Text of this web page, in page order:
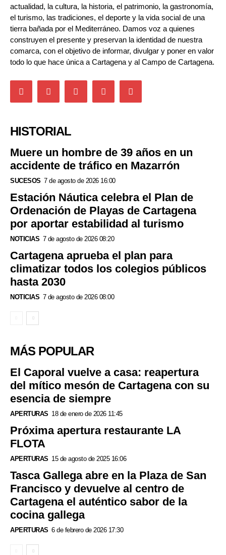
actualidad, la cultura, la historia, el patrimonio, la gastronomía,
el turismo, las tradiciones, el deporte y la vida social de una
tierra bañada por el Mediterráneo. Damos voz a quienes
construyen el presente y preservan la identidad de nuestra
comarca, con el objetivo de informar, divulgar y poner en valor
todo lo que hace única a Cartagena y al Campo de Cartagena.
HISTORIAL
Muere un hombre de 39 años en un
accidente de tráfico en Mazarrón
SUCESOS 7 de agosto de 2026 16:00
Estación Náutica celebra el Plan de
Ordenación de Playas de Cartagena
por aportar estabilidad al turismo
NOTICIAS 7 de agosto de 2026 08:20
Cartagena aprueba el plan para
climatizar todos los colegios públicos
hasta 2030
NOTICIAS 7 de agosto de 2026 08:00
MÁS POPULAR
El Caporal vuelve a casa: reapertura
del mítico mesón de Cartagena con su
esencia de siempre
APERTURAS 18 de enero de 2026 11:45
Próxima apertura restaurante LA
FLOTA
APERTURAS 15 de agosto de 2025 16:06
Tasca Gallega abre en la Plaza de San
Francisco y devuelve al centro de
Cartagena el auténtico sabor de la
cocina gallega
APERTURAS 6 de febrero de 2026 17:30